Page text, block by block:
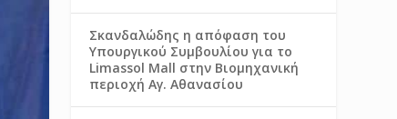
Σκανδαλώδης η απόφαση του
Υπουργικού Συμβουλίου για το
Limassol Mall στην Βιομηχανική
περιοχή Αγ. Αθανασίου